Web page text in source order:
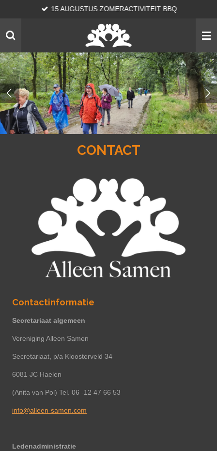
naar
hoofdinhoud
15 AUGUSTUS ZOMERACTIVITEIT BBQ
CONTACT
Contactinformatie
Secretariaat algemeen
Vereniging Alleen Samen
Secretariaat, p/a Kloosterveld 34
6081 JC Haelen
(Anita van Pol) Tel. 06 -12 47 66 53
info@alleen-samen.com
Ledenadministratie